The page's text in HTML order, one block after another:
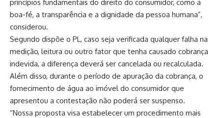
princípios fundamentais do direito do consumidor, como a
boa-fé, a transparência e a dignidade da pessoa humana”,
considerou.
Segundo dispõe o PL, caso seja verificada qualquer falha na
medição, leitura ou outro fator que tenha causado cobrança
indevida, a diferença deverá ser cancelada ou recalculada.
Além disso, durante o período de apuração da cobrança, o
fornecimento de água ao imóvel do consumidor que
apresentou a contestação não poderá ser suspenso.
“Nossa proposta visa estabelecer um procedimento mais